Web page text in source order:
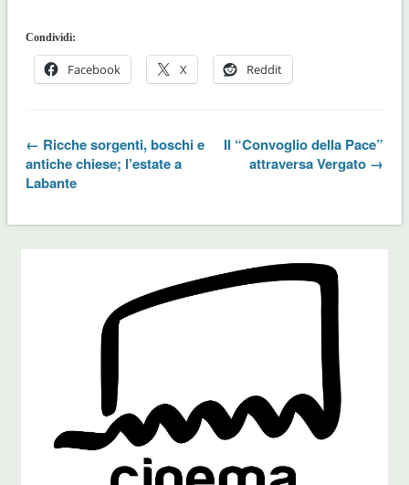
Condividi:
Facebook X Reddit
← Ricche sorgenti, boschi e
antiche chiese; l’estate a
Labante
Il “Convoglio della Pace”
attraversa Vergato →